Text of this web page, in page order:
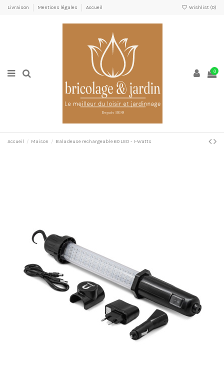
Livraison Mentions légales Accueil Wishlist (0)
0
Accueil Maison Baladeuse rechargeable 60 LED - I-Watts